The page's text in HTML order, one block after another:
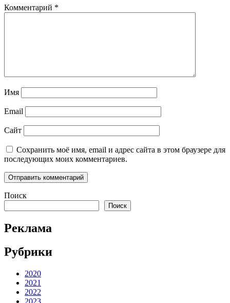
Комментарий *
Имя
Email
Сайт
Сохранить моё имя, email и адрес сайта в этом браузере для
последующих моих комментариев.
Поиск
Поиск
Реклама
Рубрики
2020
2021
2022